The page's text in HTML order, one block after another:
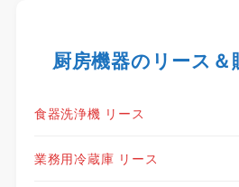
厨房機器のリース＆
食器洗浄機 リース
業務用冷蔵庫 リース